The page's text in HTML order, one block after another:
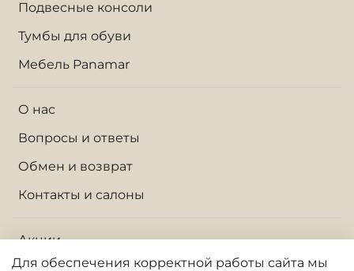
Подвесные консоли
Тумбы для обуви
Мебель Panamar
О нас
Вопросы и ответы
Обмен и возврат
Контакты и салоны
Акции
Для обеспечения корректной работы сайта мы